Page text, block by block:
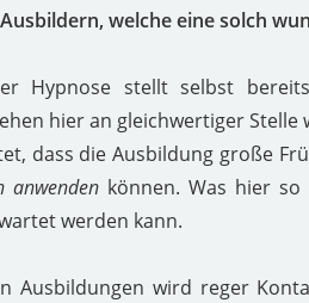
welche eine solch
Hypnose stellt selbst
hier an gleichwertiger
dass die Ausbildung große
anwenden können. Was hier
werden kann.
Ausbildungen wird reger